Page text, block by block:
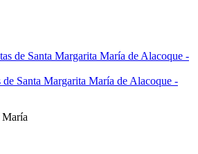
Santa Margarita María de Alacoque -
María